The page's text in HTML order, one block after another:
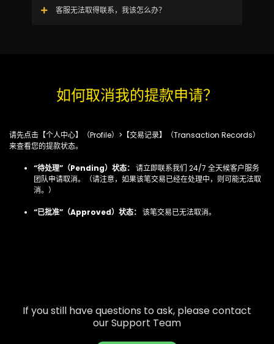
客服无法取得联系，我该怎么办？
如何取消我的提款申请？
请先点击【个人中心】（Profile）>【交易记录】（Transaction Records）
来查看您的提款状态。
“待处理”（Pending）状态： 请立即联系我们 24/7 全天候客户服务
团队申请取消。（请注意，如果该笔交易已经在处理中，则可能无法取
消。）
“已批准”（Approved）状态： 该笔交易已无法取消。
If you still have questions to ask, please contact
our Support Team